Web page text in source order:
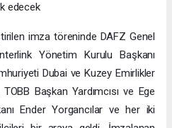
edecek
imza töreninde DAFZ Genel
Yönetim Kurulu Başkanı
Dubai ve Kuzey Emirlikler
Başkan Yardımcısı ve Ege
Ender Yorgancılar ve her iki